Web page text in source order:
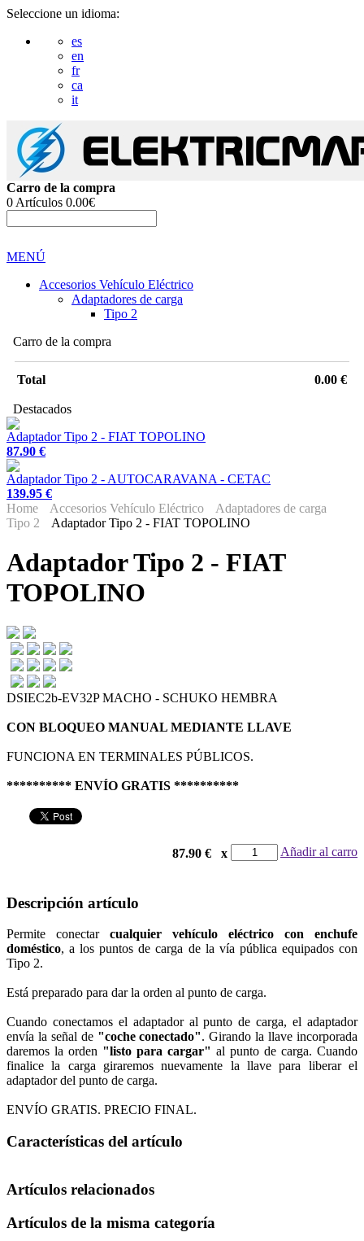
Seleccione un idioma:
es
en
fr
ca
it
Carro de la compra
0 Artículos 0.00€
MENÚ
Accesorios Vehículo Eléctrico
Adaptadores de carga
Tipo 2
Carro de la compra
Total 0.00 €
Destacados
Adaptador Tipo 2 - FIAT TOPOLINO
87.90 €
Adaptador Tipo 2 - AUTOCARAVANA - CETAC
139.95 €
Home
Accesorios Vehículo Eléctrico
Adaptadores de carga
Tipo 2
Adaptador Tipo 2 - FIAT TOPOLINO
Adaptador Tipo 2 - FIAT
TOPOLINO
DSIEC2b-EV32P MACHO - SCHUKO HEMBRA
CON BLOQUEO MANUAL MEDIANTE LLAVE
FUNCIONA EN TERMINALES PÚBLICOS.
********** ENVÍO GRATIS **********
87.90 € x Añadir al carro
Descripción artículo
Permite conectar cualquier vehículo eléctrico con enchufe
doméstico, a los puntos de carga de la vía pública equipados con
Tipo 2.
Está preparado para dar la orden al punto de carga.
Cuando conectamos el adaptador al punto de carga, el adaptador
envía la señal de "coche conectado". Girando la llave incorporada
daremos la orden "listo para cargar" al punto de carga. Cuando
finalice la carga giraremos nuevamente la llave para liberar el
adaptador del punto de carga.
ENVÍO GRATIS. PRECIO FINAL.
Características del artículo
Artículos relacionados
Artículos de la misma categoría